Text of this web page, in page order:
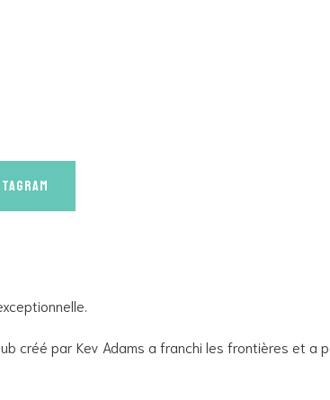
créé par Kev Adams a franchi les frontières et a